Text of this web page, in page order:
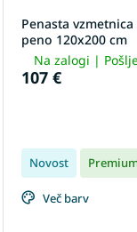
l
k
o
v
t
s
Penasta
peno 120x200 cm
Na zalogi |
107 €
Novost
Več barv